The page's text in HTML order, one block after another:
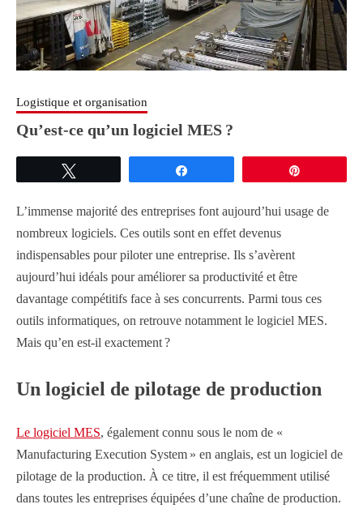
Logistique et organisation
Qu’est-ce qu’un logiciel MES ?
L’immense majorité des entreprises font aujourd’hui usage de
nombreux logiciels. Ces outils sont en effet devenus
indispensables pour piloter une entreprise. Ils s’avèrent
aujourd’hui idéals pour améliorer sa productivité et être
davantage compétitifs face à ses concurrents. Parmi tous ces
outils informatiques, on retrouve notamment le logiciel MES.
Mais qu’en est-il exactement ?
Un logiciel de pilotage de production
Le logiciel MES, également connu sous le nom de «
Manufacturing Execution System » en anglais, est un logiciel de
pilotage de la production. À ce titre, il est fréquemment utilisé
dans toutes les entreprises équipées d’une chaîne de production.